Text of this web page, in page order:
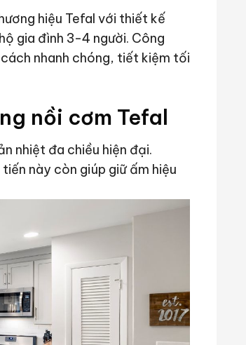
hiệu Tefal với thiết kế
gia đình 3-4 người. Công
nhanh chóng, tiết kiệm tối
nồi cơm Tefal
nhiệt đa chiều hiện đại.
này còn giúp giữ ấm hiệu